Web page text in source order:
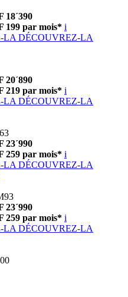
18´390
199 par mois* i
LA DÉCOUVREZ-LA
20´890
219 par mois* i
LA DÉCOUVREZ-LA
23´990
259 par mois* i
LA DÉCOUVREZ-LA
23´990
259 par mois* i
LA DÉCOUVREZ-LA